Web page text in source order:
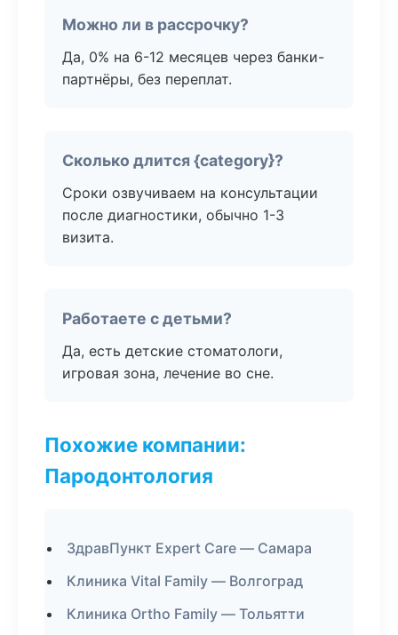
Можно ли в рассрочку?
Да, 0% на 6-12 месяцев через банки-
партнёры, без переплат.
Сколько длится {category}?
Сроки озвучиваем на консультации
после диагностики, обычно 1-3
визита.
Работаете с детьми?
Да, есть детские стоматологи,
игровая зона, лечение во сне.
Похожие компании:
Пародонтология
ЗдравПункт Expert Care — Самара
Клиника Vital Family — Волгоград
Клиника Ortho Family — Тольятти